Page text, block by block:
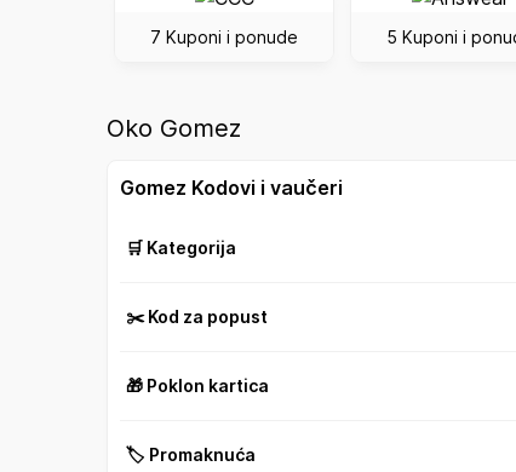
7 Kuponi i ponude 5 Kuponi i
Oko Gomez
Gomez Kodovi i vaučeri
🛒 Kategorija
✂️ Kod za popust
🎁 Poklon kartica
🏷️ Promaknuća